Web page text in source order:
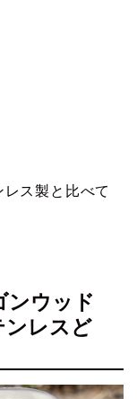
レス製と比べて
ンウッド
ンレスど